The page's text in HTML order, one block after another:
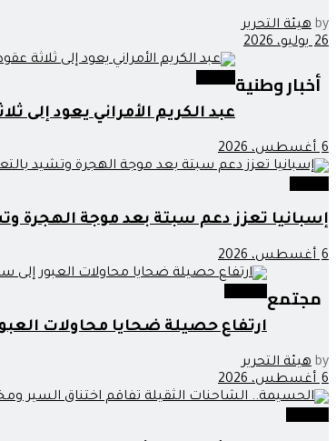
by هيئة التحرير
26 يوليو، 2026
أخبار وطنية
عبد الكريم الأمراني يعود إلى
6 أغسطس، 2026
إسبانيا تعزز دعم سبتة بعد موجة الهجرة
6 أغسطس، 2026
مجتمع
ارتفاع حصيلة ضحايا محاولات
by هيئة التحرير
6 أغسطس، 2026